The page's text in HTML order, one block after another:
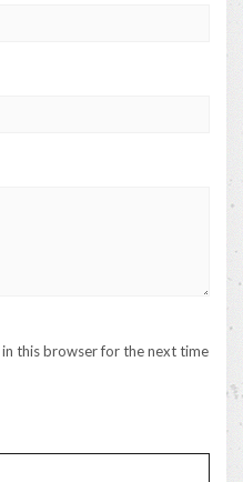
in this browser for the next time